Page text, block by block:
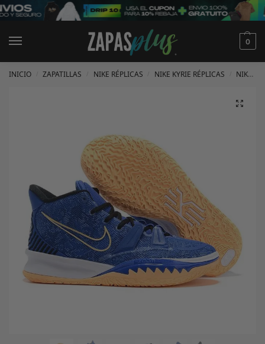
0
INICIO ZAPATILLAS NIKE RÉPLICAS NIKE KYRIE RÉPLICAS NIKE KYRIE 7 RÉPLICAS